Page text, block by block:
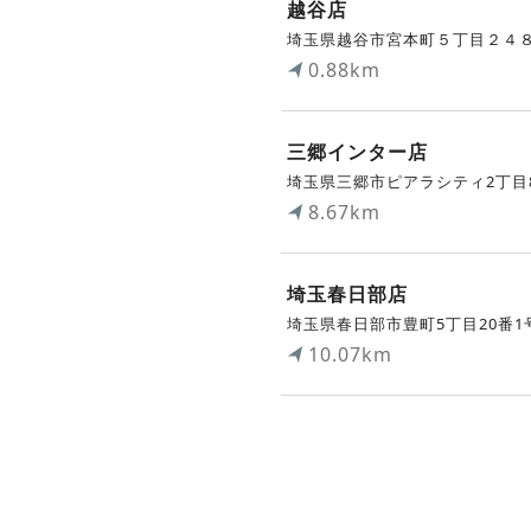
越谷店
埼玉県越谷市宮本町５丁目２４
0.88km
三郷インター店
埼玉県三郷市ピアラシティ2丁
8.67km
埼玉春日部店
埼玉県春日部市豊町5丁目20番1
10.07km